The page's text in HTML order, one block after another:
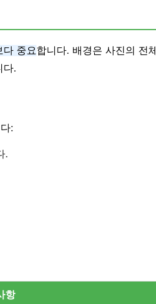
다 중요합니다. 배경은 사진의 전
다.
:
.
항